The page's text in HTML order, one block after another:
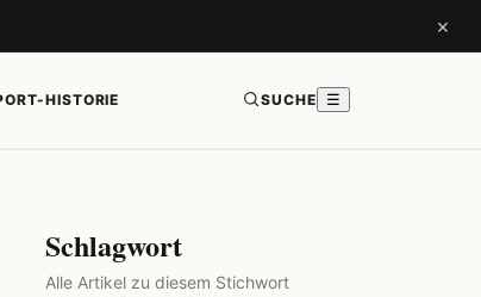
×
HISTORIE SUCHE ☰
Schlagwort
Alle Artikel zu diesem Stichwort